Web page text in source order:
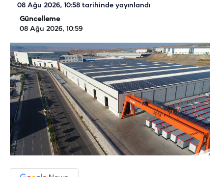
08 Ağu 2026, 10:58 tarihinde yayınlandı
Güncelleme
08 Ağu 2026, 10:59